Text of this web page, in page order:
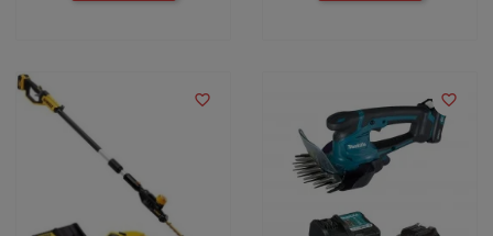
favorite_border favorite_border